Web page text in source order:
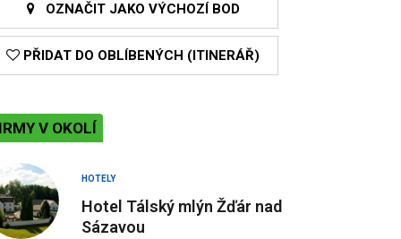
OZNAČIT JAKO VÝCHOZÍ BOD
PŘIDAT DO OBLÍBENÝCH (ITINERÁŘ)
V OKOLÍ
HOTELY
Hotel Tálský mlýn Žďár nad
Sázavou